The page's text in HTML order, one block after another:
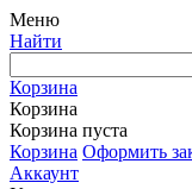
Меню
Найти
Корзина
Корзина
Корзина пуста
Корзина Оформить
Аккаунт